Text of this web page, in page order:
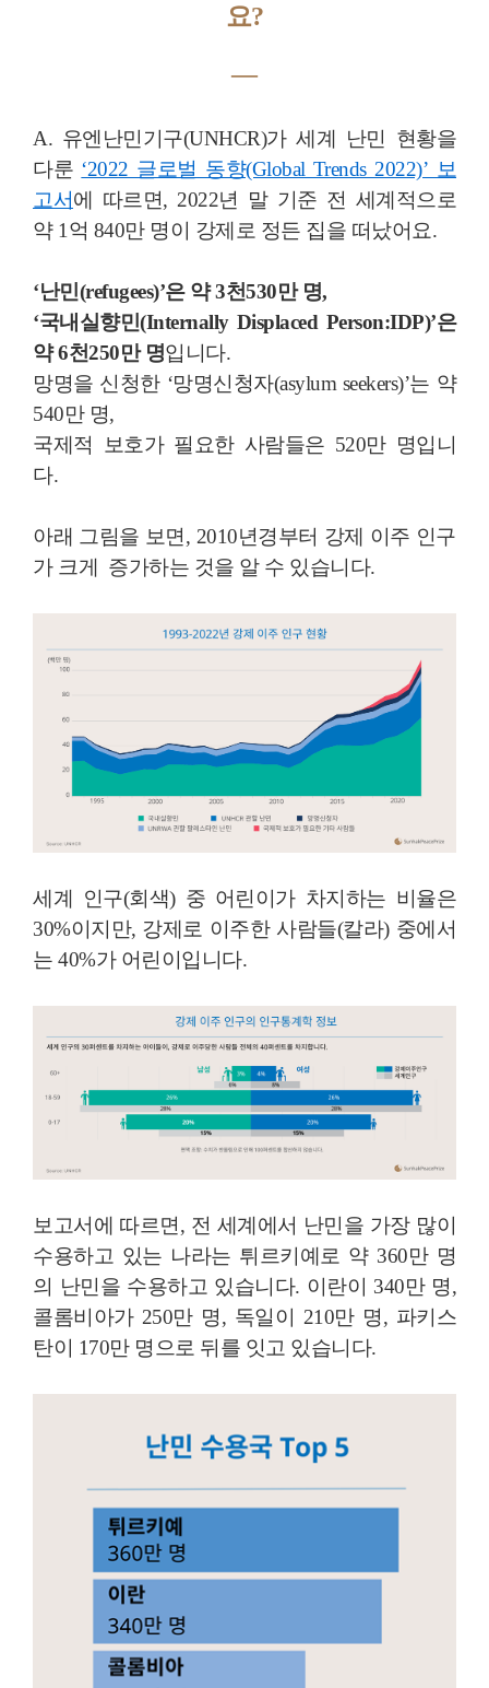
요?
―
A. 유엔난민기구(UNHCR)가 세계 난민 현황을
다룬 ‘2022 글로벌 동향(Global Trends 2022)’ 보
고서에 따르면, 2022년 말 기준 전 세계적으로
약 1억 840만 명이 강제로 정든 집을 떠났어요.
‘난민(refugees)’은 약 3천530만 명,
‘국내실향민(Internally Displaced Person:IDP)’은
약 6천250만 명입니다.
망명을 신청한 ‘망명신청자(asylum seekers)’는 약
540만 명,
국제적 보호가 필요한 사람들은 520만 명입니
다.
아래 그림을 보면, 2010년경부터 강제 이주 인구
가 크게 증가하는 것을 알 수 있습니다.
세계 인구(회색) 중 어린이가 차지하는 비율은
30%이지만, 강제로 이주한 사람들(칼라) 중에서
는 40%가 어린이입니다.
보고서에 따르면, 전 세계에서 난민을 가장 많이
수용하고 있는 나라는 튀르키예로 약 360만 명
의 난민을 수용하고 있습니다. 이란이 340만 명,
콜롬비아가 250만 명, 독일이 210만 명, 파키스
탄이 170만 명으로 뒤를 잇고 있습니다.